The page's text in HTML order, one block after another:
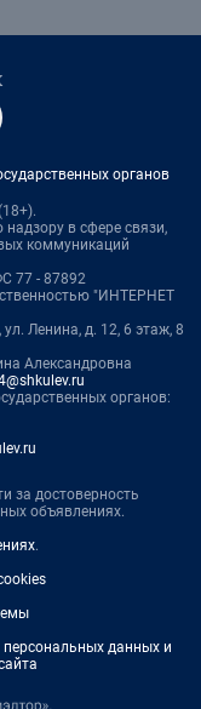
органов
в сфере связи,
коммуникаций
77 - 87892
"ИНТЕРНЕТ
Ленина, д. 12, 6 этаж, 8
Александровна
органов:
за достоверность
объявлениях.
.
данных и